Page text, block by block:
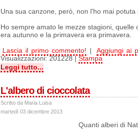
Una sua canzone, però, non l'ho mai potuta
Ho sempre amato le mezze stagioni,
era autunno e la primavera era primavera.
Lascia il primo commento! | Aggiungi ai
Visualizzazioni: 201228 |Stampa
Leggi tutto...
L'albero di cioccolata
Scritto da Maria Luisa
martedì 03 dicembre 2013
Quanti alberi di